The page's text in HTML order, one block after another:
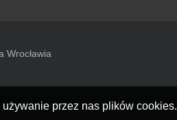
Wrocławia
przez nas plików cookies.